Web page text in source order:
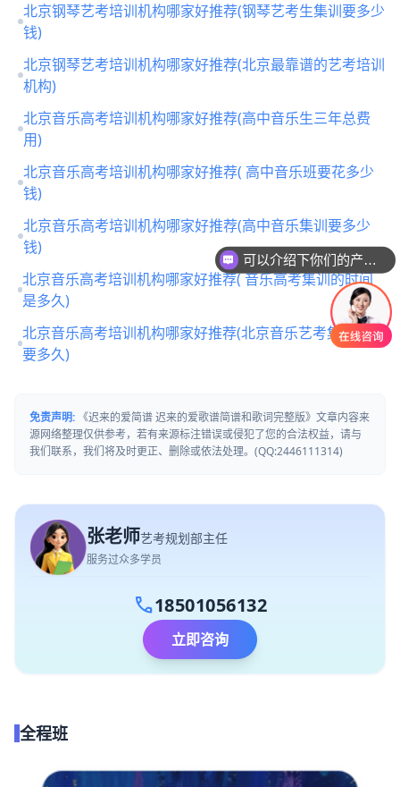
北京钢琴艺考培训机构哪家好推荐(钢琴艺考生集训要多少
钱)
北京钢琴艺考培训机构哪家好推荐(北京最靠谱的艺考培训
机构)
北京音乐高考培训机构哪家好推荐(高中音乐生三年总费
用)
北京音乐高考培训机构哪家好推荐( 高中音乐班要花多少
钱)
北京音乐高考培训机构哪家好推荐(高中音乐集训要多少
钱)
北京音乐高考培训机构哪家好推荐( 音乐高考集训的时间
是多久)
北京音乐高考培训机构哪家好推荐(北京音乐艺考集训一般
要多久)
免责声明: 《迟来的爱简谱 迟来的爱歌谱简谱和歌词完整版》文章内容来
源网络整理仅供参考，若有来源标注错误或侵犯了您的合法权益，请与
我们联系，我们将及时更正、删除或依法处理。(QQ:2446111314)
张老师艺考规划部主任
服务过众多学员
call18501056132
立即咨询
全程班
可以介绍下你们的产品么
你们是怎么收费的呢